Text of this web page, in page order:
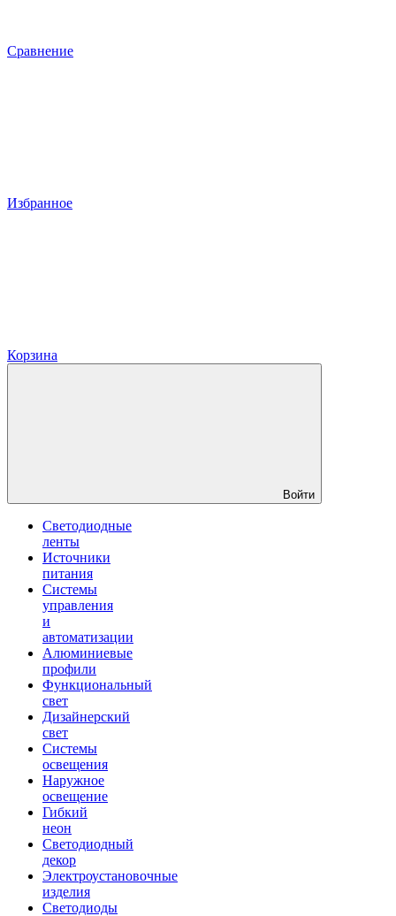
Сравнение
Избранное
Корзина
Войти
Светодиодные
ленты
Источники
питания
Системы
управления
и
автоматизации
Алюминиевые
профили
Функциональный
свет
Дизайнерский
свет
Системы
освещения
Наружное
освещение
Гибкий
неон
Светодиодный
декор
Электроустановочные
изделия
Светодиоды